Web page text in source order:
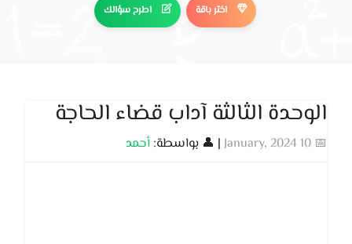
اطرح سؤالك اختر باقة
الوحدة الثالثة آداب قضاء الحاجة
📅 10 January, 2024 | 👤 بواسطة: أحمد